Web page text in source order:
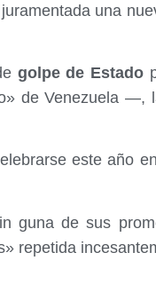
una
golpe de Estado
de Venezuela —,
este año
guna de sus
repetida